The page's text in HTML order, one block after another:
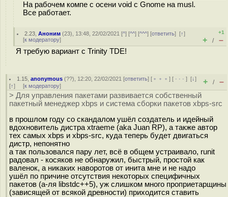
На рабочем компе с осени void c Gnome на musl.
Все работает.
2.23 ,Аноним (23), 13:48, 22/02/2021 [^] [^^] [^^^] [ответить][↑]
[к модератору]
+1
+ / –
Я требую вариант с Trinity TDE!
1.15 ,anonymous (??), 12:20, 22/02/2021 [ответить] [ ﹢﹢﹢] [ · · ·][↓]
[↑] [к модератору] + / –
> Для управления пакетами развивается собственный
пакетный менеджер xbps и система сборки пакетов xbps-src
в прошлом году со скандалом ушёл создатель и идейный
вдохновитель дистра xtraeme (aka Juan RP), а также автор
тех самых xbps и xbps-src, куда теперь будет двигаться
дистр, непонятно
а так пользовался пару лет, всё в общем устраивало, runit
радовал - косяков не обнаружил, быстрый, простой как
валенок, а никаких наворотов от инита мне и не надо
ушёл по причине отсутствия некоторых специфичных
пакетов (а-ля libstdc++5), уж слишком много проприетарщины
(зависящей от всякой древности) приходится ставить